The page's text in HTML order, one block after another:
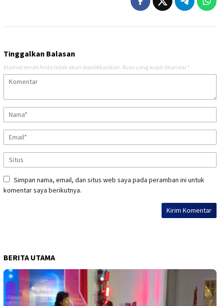
Tinggalkan Balasan
Alamat email Anda tidak akan dipublikasikan. Ruas yang wajib ditandai *
Simpan nama, email, dan situs web saya pada peramban ini untuk
komentar saya berikutnya.
BERITA UTAMA